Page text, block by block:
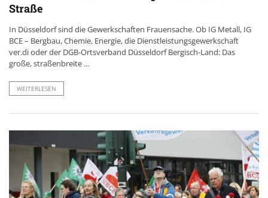
Straße
In Düsseldorf sind die Gewerkschaften Frauensache. Ob IG Metall, IG
BCE – Bergbau, Chemie, Energie, die Dienstleistungsgewerkschaft
ver.di oder der DGB-Ortsverband Düsseldorf Bergisch-Land: Das
große, straßenbreite ...
WEITERLESEN